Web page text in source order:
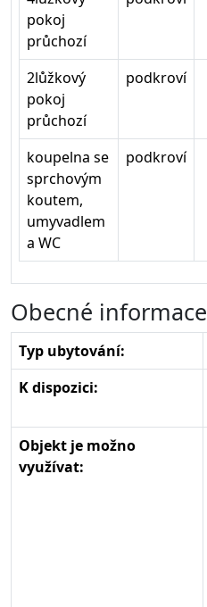
pokoj
průchozí
2lůžkový
pokoj
průchozí
podkroví
koupelna se
sprchovým
koutem,
umyvadlem
a WC
podkroví
Obecné informace
Typ ubytování:
K dispozici:
Objekt je možno
využívat: